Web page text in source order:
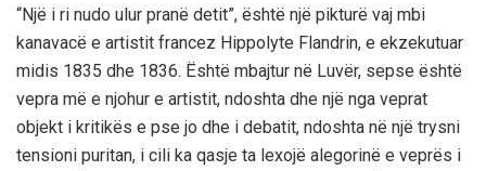
“Një i ri nudo ulur pranë detit”, është një pikturë vaj mbi
kanavacë e artistit francez Hippolyte Flandrin, e ekzekutuar
midis 1835 dhe 1836. Është mbajtur në Luvër, sepse është
vepra më e njohur e artistit, ndoshta dhe një nga veprat
objekt i kritikës e pse jo dhe i debatit, ndoshta në një trysni
tensioni puritan, i cili ka qasje ta lexojë alegorinë e veprës i